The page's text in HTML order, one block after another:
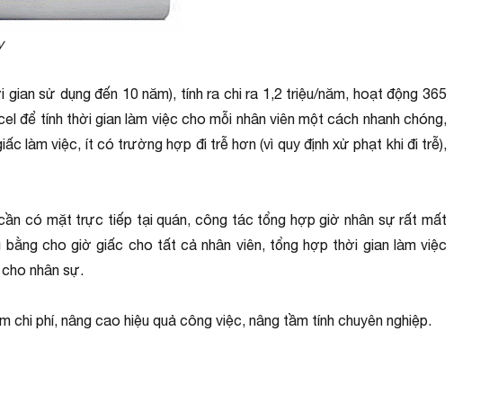
sử dụng đến 10 năm), tính ra chi ra 1,2 triệu/năm, hoạt động 365
để tính thời gian làm việc cho mỗi nhân viên một cách nhanh chóng,
làm việc, ít có trường hợp đi trễ hơn (vì quy định xử phạt khi đi trễ),
có mặt trực tiếp tại quán, công tác tổng hợp giờ nhân sự rất mất
cho giờ giấc cho tất cả nhân viên, tổng hợp thời gian làm việc
nhân sự.
phí, nâng cao hiệu quả công việc, nâng tầm tính chuyên nghiệp.